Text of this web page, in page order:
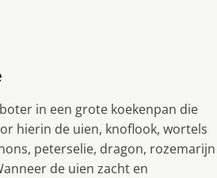
in een grote koekenpan die
hierin de uien, knoflook, wortels
peterselie, dragon, rozemarijn
de uien zacht en